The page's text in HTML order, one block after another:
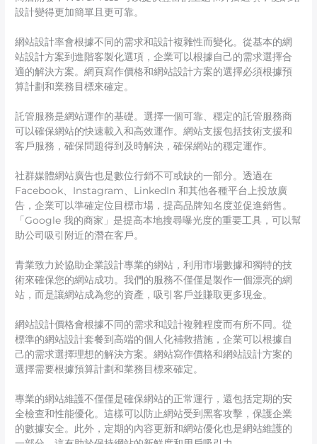
設計變得更加簡單且更可靠。
網站設計率會根據不同的需求和設計複雜性而變化。從基本的網
站設計方案到進階客製化選項，企業可以根據自己的需求選擇合
適的解決方案。網頁寫作價格和網站設計方案的選擇必須根據預
算計劃和業務目標來確定。
託管服務是網站運作的基礎。選擇一個可靠、穩定的託管服務商
可以確保網站的快速載入和高效運作。網站支援包括技術支援和
客戶服務，確保問題得到及時解決，確保網站的穩定運作。
社群媒體網站廣告也是數位行銷不可或缺的一部分。透過在
Facebook、Instagram、LinkedIn 和其他各種平台上投放廣
告，企業可以準確定位目標市場，提高品牌知名度並促進銷售。
「Google 我的商家」是提高本地搜尋曝光度的重要工具，可以幫
助公司吸引附近的潛在客戶。
青業致力於協助企業設計專業的網站，利用市場數據和獨特的技
術來確保您的網站成功。我們的服務不僅僅是製作一個漂亮的網
站，而是讓網站成為您的資產，吸引客戶並賺取更多現金。
網站設計價格會根據不同的需求和設計複雜程度而有所不同。從
標準的網站設計套餐到高端的個人化補救措施，企業可以根據自
己的需求選擇理想的解決方案。網站寫作價格和網站設計方案的
選擇需要根據預算計劃和業務目標來確定。
專業的網站維護不僅僅是確保網站的正常運行，還包括定期的安
全檢查和性能優化。這樣可以防止網站受到黑客攻擊，保護企業
的數據安全。此外，定期的內容更新和網站優化也是網站維護的